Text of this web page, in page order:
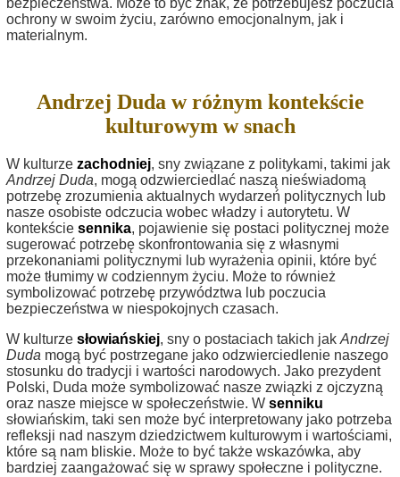
bezpieczeństwa. Może to być znak, że potrzebujesz poczucia
ochrony w swoim życiu, zarówno emocjonalnym, jak i
materialnym.
Andrzej Duda w różnym kontekście
kulturowym w snach
W kulturze zachodniej, sny związane z politykami, takimi jak
Andrzej Duda, mogą odzwierciedlać naszą nieświadomą
potrzebę zrozumienia aktualnych wydarzeń politycznych lub
nasze osobiste odczucia wobec władzy i autorytetu. W
kontekście sennika, pojawienie się postaci politycznej może
sugerować potrzebę skonfrontowania się z własnymi
przekonaniami politycznymi lub wyrażenia opinii, które być
może tłumimy w codziennym życiu. Może to również
symbolizować potrzebę przywództwa lub poczucia
bezpieczeństwa w niespokojnych czasach.
W kulturze słowiańskiej, sny o postaciach takich jak Andrzej
Duda mogą być postrzegane jako odzwierciedlenie naszego
stosunku do tradycji i wartości narodowych. Jako prezydent
Polski, Duda może symbolizować nasze związki z ojczyzną
oraz nasze miejsce w społeczeństwie. W senniku
słowiańskim, taki sen może być interpretowany jako potrzeba
refleksji nad naszym dziedzictwem kulturowym i wartościami,
które są nam bliskie. Może to być także wskazówka, aby
bardziej zaangażować się w sprawy społeczne i polityczne.